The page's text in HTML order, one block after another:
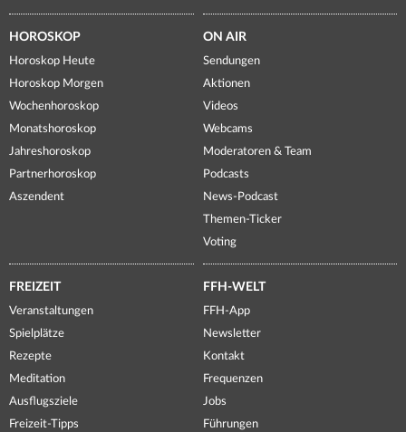
HOROSKOP
Horoskop Heute
Horoskop Morgen
Wochenhoroskop
Monatshoroskop
Jahreshoroskop
Partnerhoroskop
Aszendent
ON AIR
Sendungen
Aktionen
Videos
Webcams
Moderatoren & Team
Podcasts
News-Podcast
Themen-Ticker
Voting
FREIZEIT
Veranstaltungen
Spielplätze
Rezepte
Meditation
Ausflugsziele
Freizeit-Tipps
FFH-WELT
FFH-App
Newsletter
Kontakt
Frequenzen
Jobs
Führungen